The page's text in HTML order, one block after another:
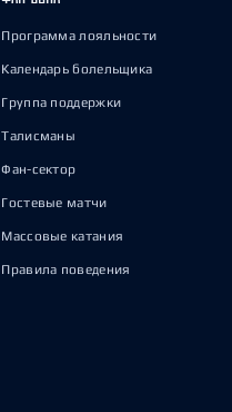
Программа лояльности
Календарь болельщика
Группа поддержки
Талисманы
Фан-сектор
Гостевые матчи
Массовые катания
Правила поведения